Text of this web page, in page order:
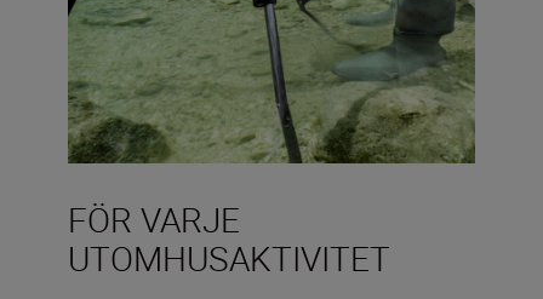
FÖR VARJE
UTOMHUSAKTIVITET